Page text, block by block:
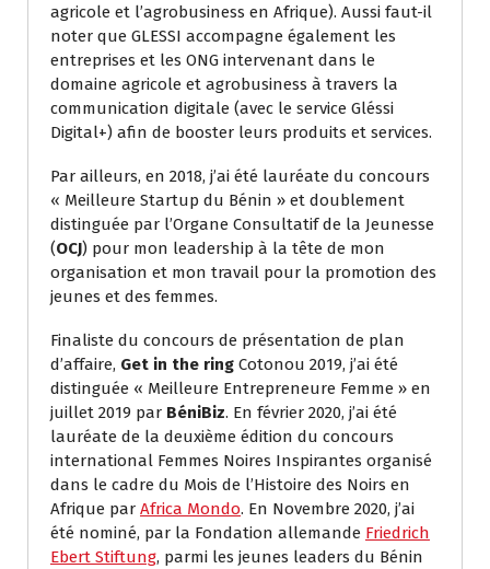
agricole et l’agrobusiness en Afrique). Aussi faut-il
noter que GLESSI accompagne également les
entreprises et les ONG intervenant dans le
domaine agricole et agrobusiness à travers la
communication digitale (avec le service Gléssi
Digital+) afin de booster leurs produits et services.
Par ailleurs, en 2018, j’ai été lauréate du concours
« Meilleure Startup du Bénin » et doublement
distinguée par l’Organe Consultatif de la Jeunesse
(OCJ) pour mon leadership à la tête de mon
organisation et mon travail pour la promotion des
jeunes et des femmes.
Finaliste du concours de présentation de plan
d’affaire, Get in the ring Cotonou 2019, j’ai été
distinguée « Meilleure Entrepreneure Femme » en
juillet 2019 par BéniBiz. En février 2020, j’ai été
lauréate de la deuxième édition du concours
international Femmes Noires Inspirantes organisé
dans le cadre du Mois de l’Histoire des Noirs en
Afrique par Africa Mondo. En Novembre 2020, j’ai
été nominé, par la Fondation allemande Friedrich
Ebert Stiftung, parmi les jeunes leaders du Bénin